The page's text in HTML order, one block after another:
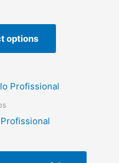
options